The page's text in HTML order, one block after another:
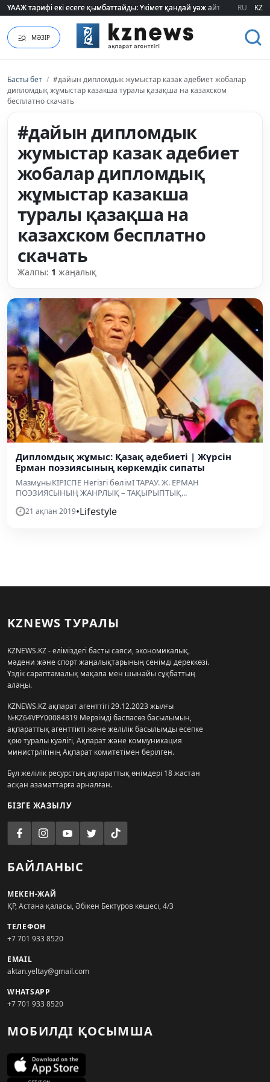
ҮААЖ тарифі екі есеге қымбаттайды: Үкімет қандай уәж айтады?
ҮААЖ тарифі екі есеге қымбаттайды: Үкімет қандай уәж айтады? RU KZ
МӘЗІР
Басты бет / #дайын дипломдык жумыстар казак адебиет жобалар
дипломдық жұмыстар казакша туралы қазақша на казахском
бесплатно скачать
#дайын дипломдык
жумыстар казак адебиет
жобалар дипломдық
жұмыстар казакша
туралы қазақша на
казахском бесплатно
скачать
Жалпы: 1 жаңалық
Дипломдық жұмыс: Қазақ әдебиеті | Жүрсін
Ерман поэзиясының көркемдік сипаты
МазмұныКІРІСПЕ Негізгі бөлімІ ТАРАУ. Ж. ЕРМАН
ПОЭЗИЯСЫНЫҢ ЖАНРЛЫҚ – ТАҚЫРЫПТЫҚ...
21 ақпан 2019•Lifestyle
KZNEWS ТУРАЛЫ
KZNEWS.KZ - еліміздегі басты саяси, экономикалық,
мәдени және спорт жаңалықтарының сенімді дереккөзі.
Үздік сараптамалық мақала мен шынайы сұқбаттың
алаңы.
KZNEWS.KZ ақпарат агенттігі 29.12.2023 жылғы
№KZ64VPY00084819 Мерзімді баспасөз басылымын,
ақпараттық агенттікті және желілік басылымды есепке
қою туралы куәлігі, Ақпарат және коммуникация
министрлігінің Ақпарат комитетімен берілген.
Бұл желілік ресурстың ақпараттық өнімдері 18 жастан
асқан азаматтарға арналған.
БІЗГЕ ЖАЗЫЛУ
БАЙЛАНЫС
МЕКЕН-ЖАЙ
ҚР, Астана қаласы, Әбікен Бектұров көшесі, 4/3
ТЕЛЕФОН
+7 701 933 8520
EMAIL
aktan.yeltay@gmail.com
WHATSAPP
+7 701 933 8520
МОБИЛДІ ҚОСЫМША